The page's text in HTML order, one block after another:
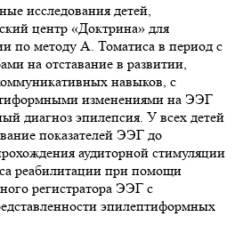
исследования детей,
центр «Доктрина» для
по методу А. Томатиса в период с
на отставание в развитии,
навыков, с
изменениями на ЭЭГ
диагноз эпилепсия. У всех детей
показателей ЭЭГ до
аудиторной стимуляции
реабилитации при помощи
регистратора ЭЭГ с
эпилептиформных